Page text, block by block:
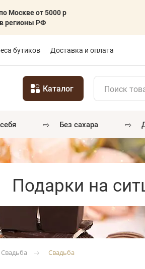
Москве от 5000 р
регионы РФ
бутиков Доставка и оплата
Каталог
⇨ без сахара ⇨
Подарки на
Свадьба Свадьба